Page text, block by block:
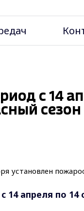
с 14
сезон
апреля по 14